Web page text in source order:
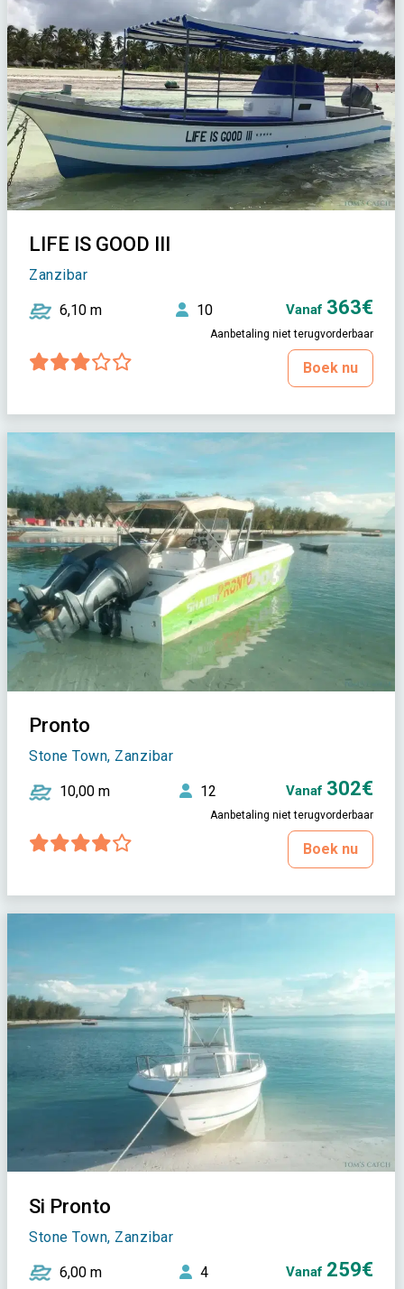
LIFE IS GOOD III
Zanzibar
6,10 m 10 Vanaf 363€
Aanbetaling niet terugvorderbaar
Boek nu
Pronto
Stone Town, Zanzibar
10,00 m 12 Vanaf 302€
Aanbetaling niet terugvorderbaar
Boek nu
Si Pronto
Stone Town, Zanzibar
6,00 m 4 Vanaf 259€